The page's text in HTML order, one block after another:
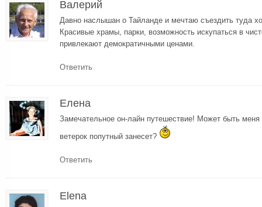
Валерий
Давно наслышан о Тайланде и мечтаю съездить туда
Красивые храмы, парки, возможность искупаться в
привлекают демократичными ценами.
Ответить
Елена
Замечательное он-лайн путешествие! Может быть меня
ветерок попутный занесет?
Ответить
Elena